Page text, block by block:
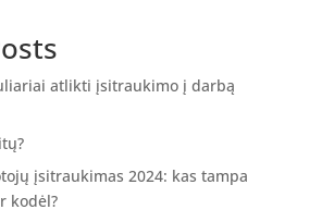
atlikti įsitraukimo į darbą
įsitraukimas 2024: kas tampa
kodėl?